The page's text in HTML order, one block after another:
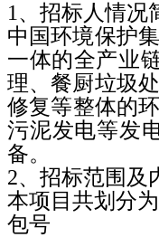
1 、招标人情况
中国环境保护
一体的全产业
理、餐厨垃圾
修复等整体的
污泥发电等发
备。
2、招标范围及
本项目共划分
包号